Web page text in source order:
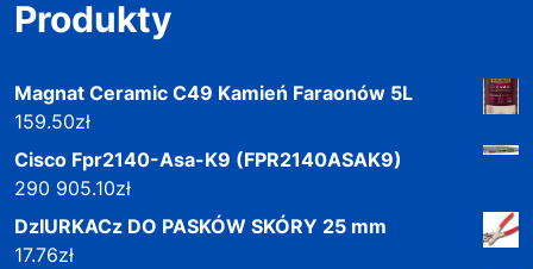
Produkty
Magnat Ceramic C49 Kamień Faraonów 5L
159.50zł
Cisco Fpr2140-Asa-K9 (FPR2140ASAK9)
290 905.10zł
DzIURKACz DO PASKÓW SKÓRY 25 mm
17.76zł